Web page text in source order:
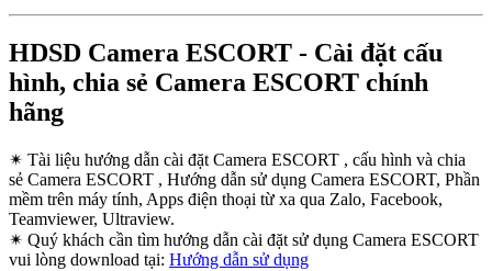
HDSD Camera ESCORT - Cài đặt cấu
hình, chia sẻ Camera ESCORT chính
hãng
✴ Tài liệu hướng dẫn cài đặt Camera ESCORT , cấu hình và chia
sẻ Camera ESCORT , Hướng dẫn sử dụng Camera ESCORT, Phần
mềm trên máy tính, Apps điện thoại từ xa qua Zalo, Facebook,
Teamviewer, Ultraview.
✴ Quý khách cần tìm hướng dẫn cài đặt sử dụng Camera ESCORT
vui lòng download tại: Hướng dẫn sử dụng